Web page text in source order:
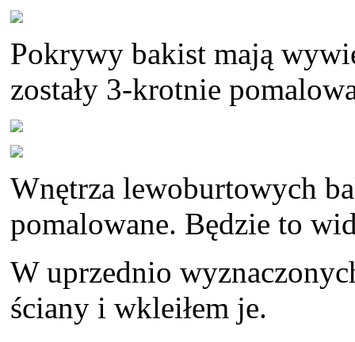
Pokrywy bakist mają
zostały 3-krotnie
Wnętrza lewoburtowych
pomalowane. Będzie to
W uprzednio
ściany i wkleiłem je.